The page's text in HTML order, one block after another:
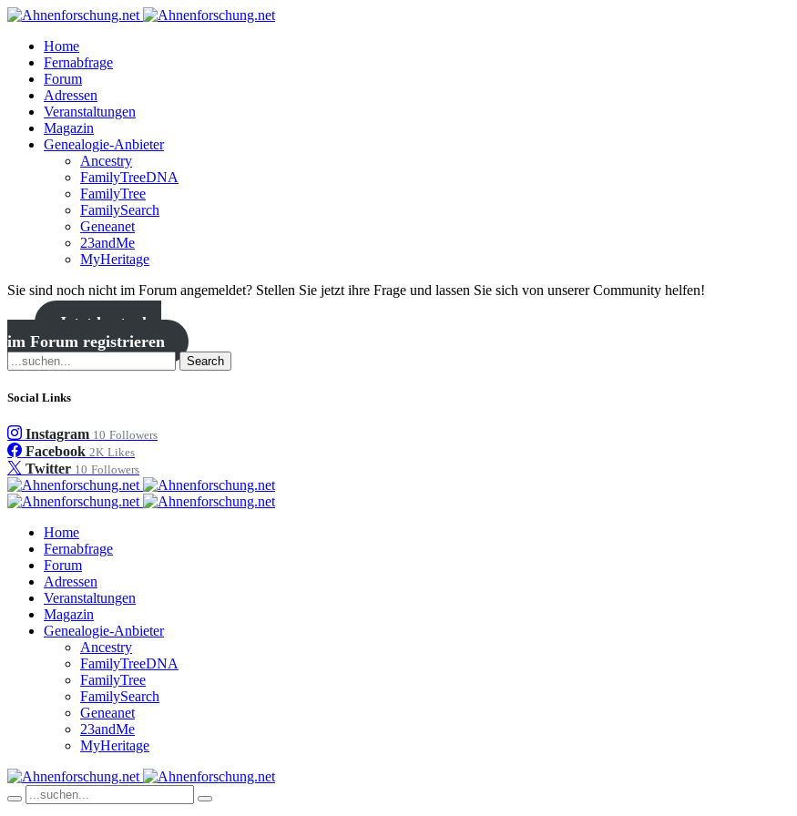
Home
Fernabfrage
Forum
Adressen
Veranstaltungen
Magazin
Genealogie-Anbieter
Ancestry
FamilyTreeDNA
FamilyTree
FamilySearch
Geneanet
23andMe
MyHeritage
Sie sind noch nicht im Forum angemeldet? Stellen Sie jetzt ihre Frage und lassen Sie sich von unserer Community helfen!
Jetzt kostenlos
im Forum registrieren
Search
Social Links
Instagram 10 Followers
Facebook 2K Likes
Twitter 10 Followers
Home
Fernabfrage
Forum
Adressen
Veranstaltungen
Magazin
Genealogie-Anbieter
Ancestry
FamilyTreeDNA
FamilyTree
FamilySearch
Geneanet
23andMe
MyHeritage